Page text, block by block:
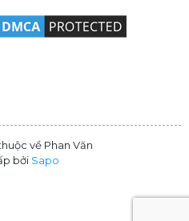
về Phan Văn
bởi Sapo